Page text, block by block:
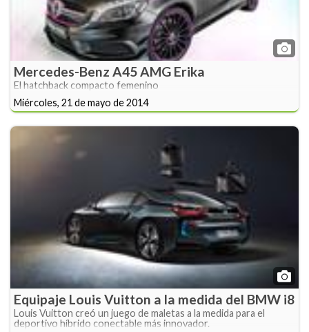
Mercedes-Benz A45 AMG Erika
El hatchback compacto femenino
Miércoles, 21 de mayo de 2014
Equipaje Louis Vuitton a la medida del BMW i8
Louis Vuitton creó un juego de maletas a la medida para el
deportivo híbrido conectable más innovador.